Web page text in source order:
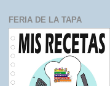
FERIA DE LA TAPA